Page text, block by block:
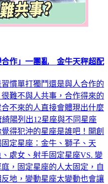
合作」一團亂 金牛天秤超配
慣單打獨鬥還是與人合作的
難不與人共事，合作得來的
不來的人直接會體現出什麼
陽列出12星座與不同星座
得犯沖的星座是誰吧！開創
定星座：金牛、獅子、天
處女、射手固定星座VS. 變
，固定星座的人太固定，自
地，變動星座太變動也會讓